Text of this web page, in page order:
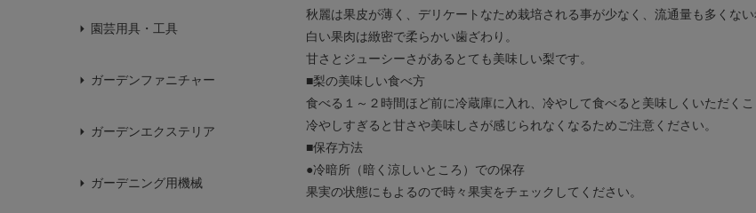
園芸用具・工具
ガーデンファニチャー
ガーデンエクステリア
ガーデニング用機械
秋麗は果皮が薄く、デリケートなため栽培される事が少なく、流通量も多くない
白い果肉は緻密で柔らかい歯ざわり。
甘さとジューシーさがあるとても美味しい梨です。
■梨の美味しい食べ方
食べる１～２時間ほど前に冷蔵庫に入れ、冷やして食べると美味しくいただくこ
冷やしすぎると甘さや美味しさが感じられなくなるためご注意ください。
■保存方法
●冷暗所（暗く涼しいところ）での保存
果実の状態にもよるので時々果実をチェックしてください。